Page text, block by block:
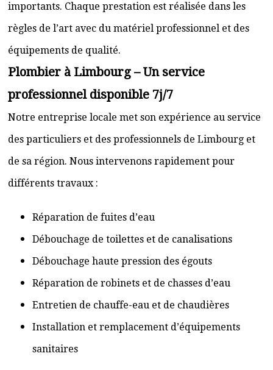
importants. Chaque prestation est réalisée dans les
règles de l’art avec du matériel professionnel et des
équipements de qualité.
Plombier à Limbourg – Un service
professionnel disponible 7j/7
Notre entreprise locale met son expérience au service
des particuliers et des professionnels de Limbourg et
de sa région. Nous intervenons rapidement pour
différents travaux :
Réparation de fuites d’eau
Débouchage de toilettes et de canalisations
Débouchage haute pression des égouts
Réparation de robinets et de chasses d’eau
Entretien de chauffe-eau et de chaudières
Installation et remplacement d’équipements
sanitaires